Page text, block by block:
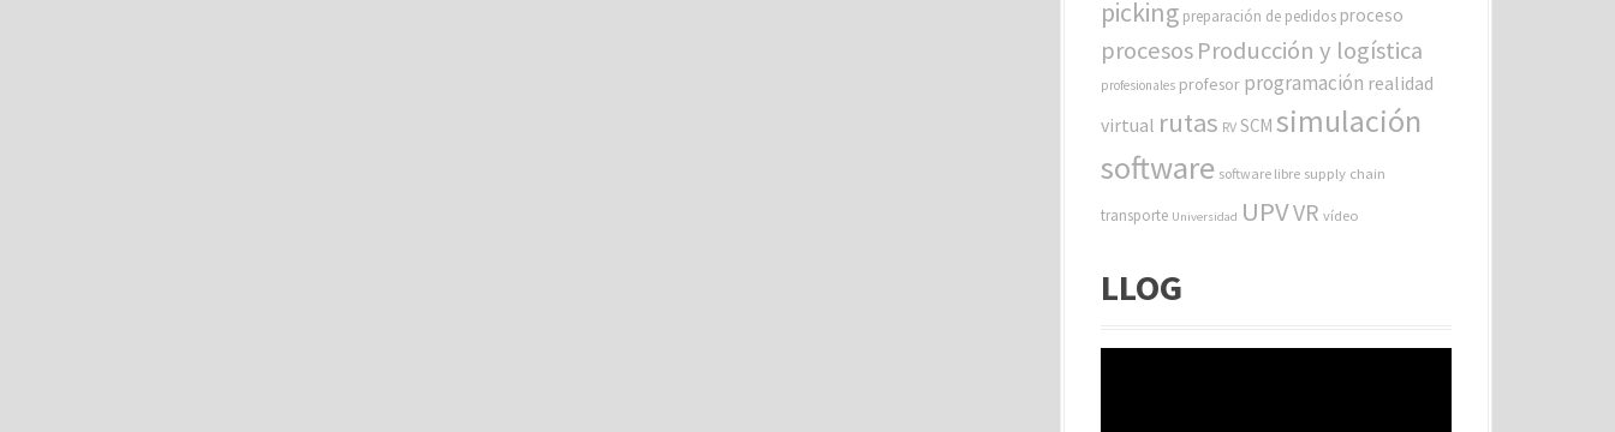
picking preparación de pedidos proceso
procesosProducción y logística
profesionales profesor programación realidad
virtual rutas RV SCM simulación
software software libre supply chain
transporte Universidad UPVVR vídeo
LLOG